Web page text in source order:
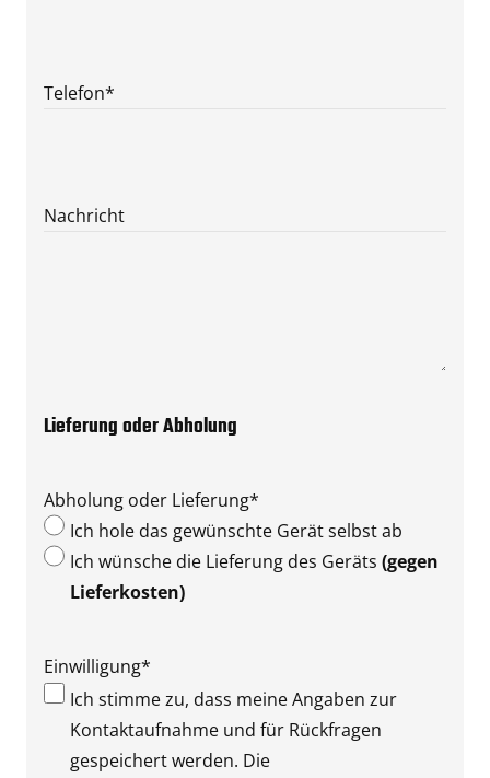
Telefon*
Nachricht
Lieferung oder Abholung
Abholung oder Lieferung*
Ich hole das gewünschte Gerät selbst ab
Ich wünsche die Lieferung des Geräts (gegen
Lieferkosten)
Einwilligung*
Ich stimme zu, dass meine Angaben zur
Kontaktaufnahme und für Rückfragen
gespeichert werden. Die